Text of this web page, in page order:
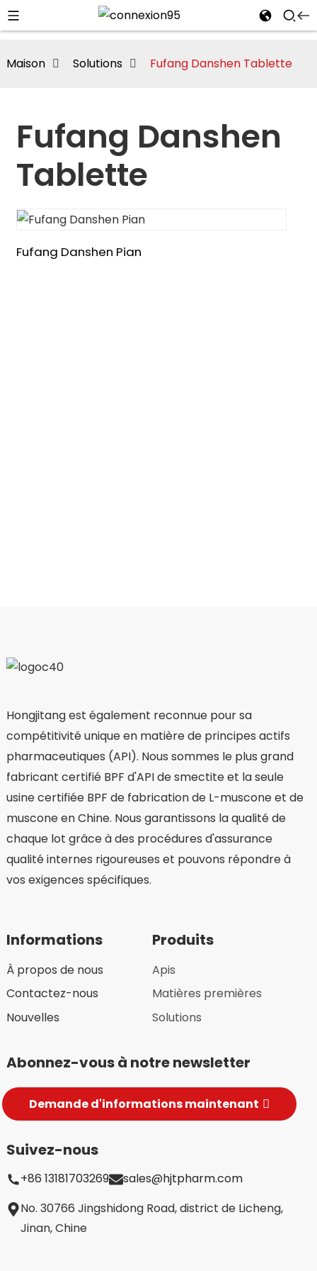
Montmorillonite
Maison Solutions Fufang Danshen Tablette
Fufang Danshen
Tablette
Fufang Danshen Pian
Hongjitang est également reconnue pour sa
compétitivité unique en matière de principes actifs
pharmaceutiques (API). Nous sommes le plus grand
fabricant certifié BPF d'API de smectite et la seule
usine certifiée BPF de fabrication de L-muscone et de
muscone en Chine. Nous garantissons la qualité de
chaque lot grâce à des procédures d'assurance
qualité internes rigoureuses et pouvons répondre à
vos exigences spécifiques.
Informations
À propos de nous
Contactez-nous
Nouvelles
Produits
Apis
Matières premières
Solutions
Abonnez-vous à notre newsletter
Demande d'informations maintenant
Suivez-nous
+86 13181703269
sales@hjtpharm.com
No. 30766 Jingshidong Road, district de Licheng,
Jinan, Chine